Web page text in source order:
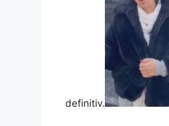
definitiv.